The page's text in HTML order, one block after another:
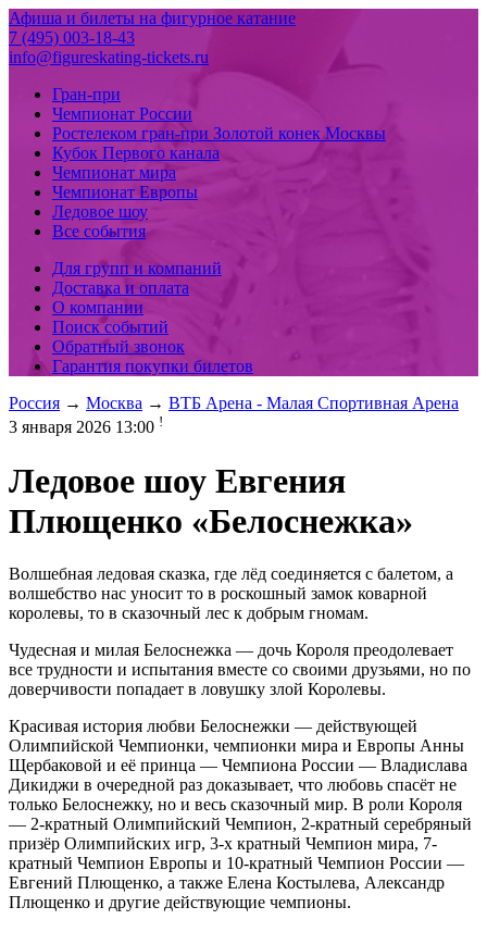
Афиша и билеты на фигурное катание
7 (495) 003-18-43
info@figureskating-tickets.ru
Гран-при
Чемпионат России
Ростелеком гран-при Золотой конек Москвы
Кубок Первого канала
Чемпионат мира
Чемпионат Европы
Ледовое шоу
Все события
Для групп и компаний
Доставка и оплата
О компании
Поиск событий
Обратный звонок
Гарантия покупки билетов
Россия → Москва → ВТБ Арена - Малая Спортивная Арена
3 января 2026 13:00 !
Ледовое шоу Евгения
Плющенко «Белоснежка»
Волшебная ледовая сказка, где лёд соединяется с балетом, а
волшебство нас уносит то в роскошный замок коварной
королевы, то в сказочный лес к добрым гномам.
Чудесная и милая Белоснежка — дочь Короля преодолевает
все трудности и испытания вместе со своими друзьями, но по
доверчивости попадает в ловушку злой Королевы.
Красивая история любви Белоснежки — действующей
Олимпийской Чемпионки, чемпионки мира и Европы Анны
Щербаковой и её принца — Чемпиона России — Владислава
Дикиджи в очередной раз доказывает, что любовь спасёт не
только Белоснежку, но и весь сказочный мир. В роли Короля
— 2-кратный Олимпийский Чемпион, 2-кратный серебряный
призёр Олимпийских игр, 3-х кратный Чемпион мира, 7-
кратный Чемпион Европы и 10-кратный Чемпион России —
Евгений Плющенко, а также Елена Костылева, Александр
Плющенко и другие действующие чемпионы.